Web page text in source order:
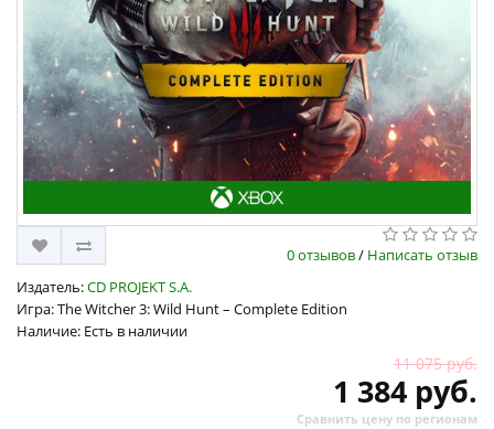
0 отзывов/ Написать отзыв
Издатель:CD PROJEKT S.A.
Игра: The Witcher 3: Wild Hunt – Complete Edition
Наличие: Есть в наличии
11 075 руб.
1 384 руб.
Сравнить цену по регионам